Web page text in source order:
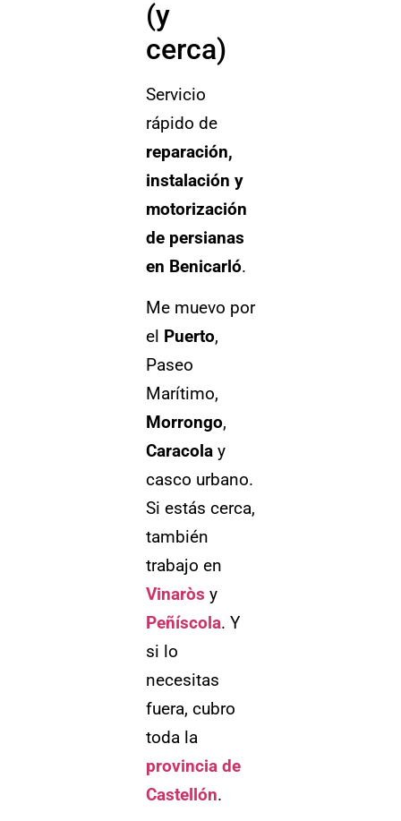
(y
cerca)
Servicio
rápido de
reparación,
instalación y
motorización
de persianas
en Benicarló.
Me muevo por
el Puerto,
Paseo
Marítimo,
Morrongo,
Caracolay
casco urbano.
Si estás cerca,
también
trabajo en
Vinaròs y
Peñíscola. Y
si lo
necesitas
fuera, cubro
toda la
provincia de
Castellón.